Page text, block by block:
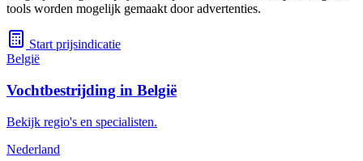
tools worden mogelijk gemaakt door advertenties.
Start prijsindicatie
België
Vochtbestrijding in België
Bekijk regio's en specialisten.
Nederland